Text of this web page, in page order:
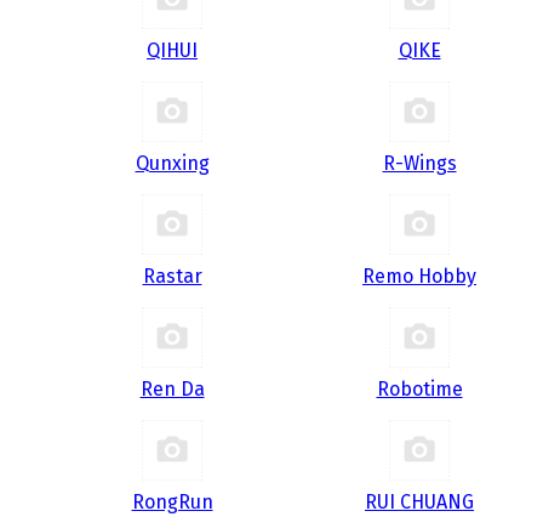
QIHUI QIKE
Qunxing R-Wings
Rastar Remo Hobby
Ren Da Robotime
RongRun RUI CHUANG